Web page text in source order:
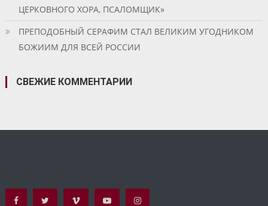
ЦЕРКОВНОГО ХОРА, ПСАЛОМЩИК»
ПРЕПОДОБНЫЙ СЕРАФИМ СТАЛ ВЕЛИКИМ УГОДНИКОМ
БОЖИИМ ДЛЯ ВСЕЙ РОССИИ
СВЕЖИЕ КОММЕНТАРИИ